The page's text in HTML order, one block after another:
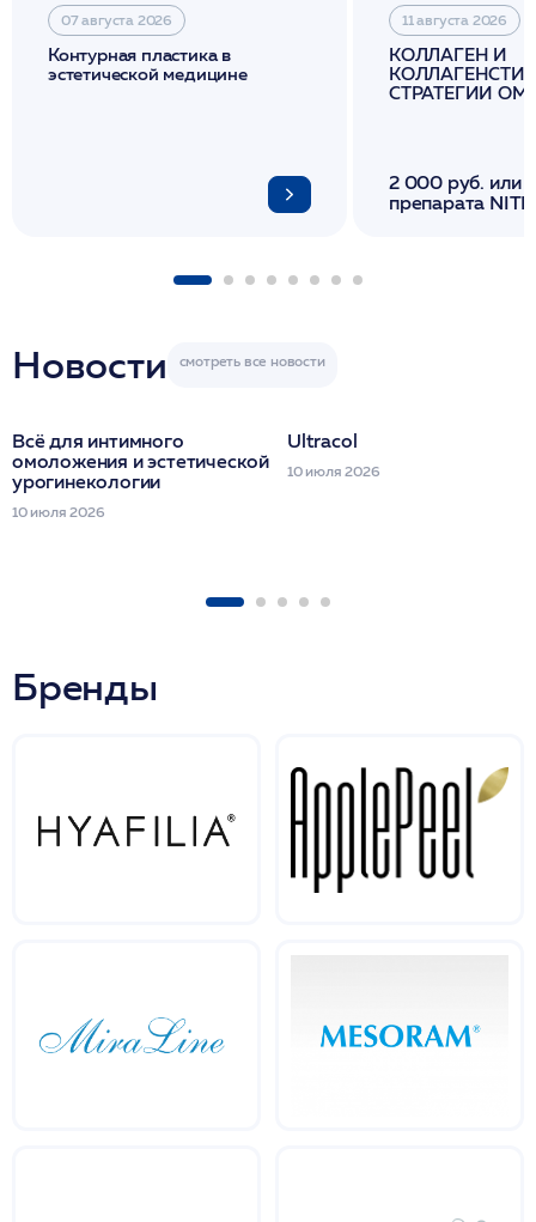
07 августа 2026
Контурная пластика в
эстетической медицине
11 августа 2026
КОЛЛАГЕН И
СТРАТЕГИИ
2 000 руб. или
препарата
Новости
Всё для интимного
омоложения и эстетической
урогинекологии
10 июля 2026
Ultracol
10 июля 2026
Бренды